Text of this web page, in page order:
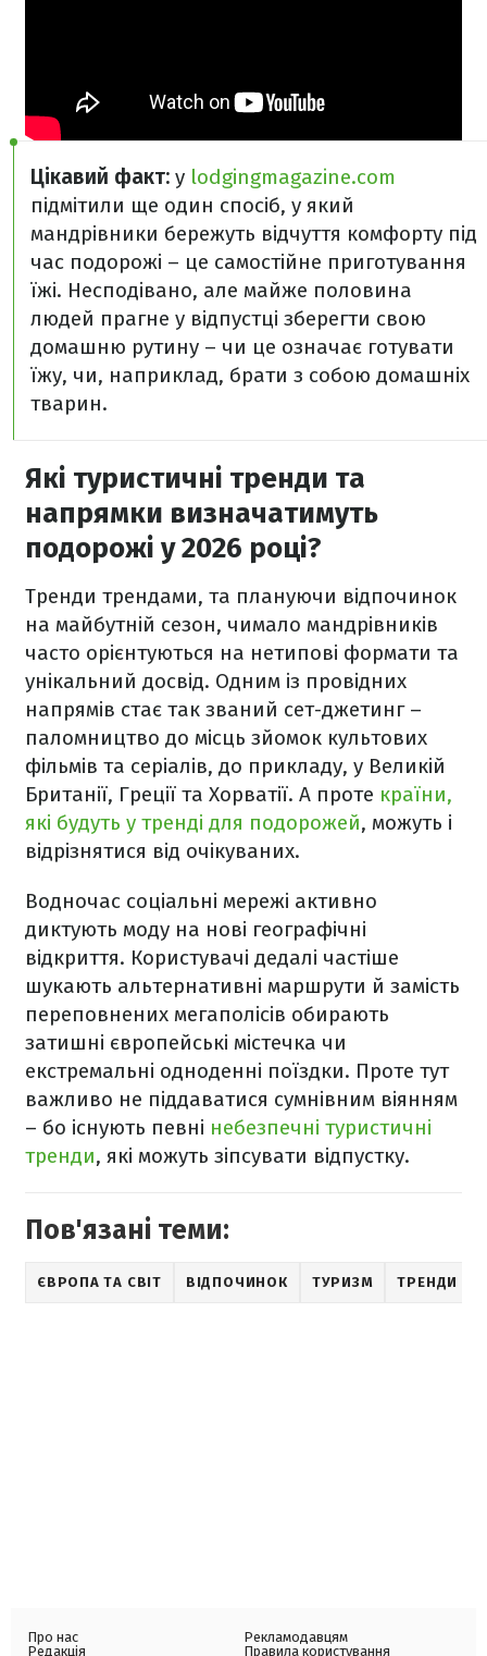
Цікавий факт: у lodgingmagazine.com
підмітили ще один спосіб, у який
мандрівники бережуть відчуття комфорту під
час подорожі – це самостійне приготування
їжі. Несподівано, але майже половина
людей прагне у відпустці зберегти свою
домашню рутину – чи це означає готувати
їжу, чи, наприклад, брати з собою домашніх
тварин.
Які туристичні тренди та
напрямки визначатимуть
подорожі у 2026 році?
Тренди трендами, та плануючи відпочинок
на майбутній сезон, чимало мандрівників
часто орієнтуються на нетипові формати та
унікальний досвід. Одним із провідних
напрямів стає так званий сет-джетинг –
паломництво до місць зйомок культових
фільмів та серіалів, до прикладу, у Великій
Британії, Греції та Хорватії. А проте країни,
які будуть у тренді для подорожей, можуть і
відрізнятися від очікуваних.
Водночас соціальні мережі активно
диктують моду на нові географічні
відкриття. Користувачі дедалі частіше
шукають альтернативні маршрути й замість
переповнених мегаполісів обирають
затишні європейські містечка чи
екстремальні одноденні поїздки. Проте тут
важливо не піддаватися сумнівним віянням
– бо існують певні небезпечні туристичні
тренди, які можуть зіпсувати відпустку.
Пов'язані теми:
ЄВРОПА ТА СВІТ ВІДПОЧИНОК ТУРИЗМ ТРЕНДИ
Про нас
Редакція
Рекламодавцям
Правила користування